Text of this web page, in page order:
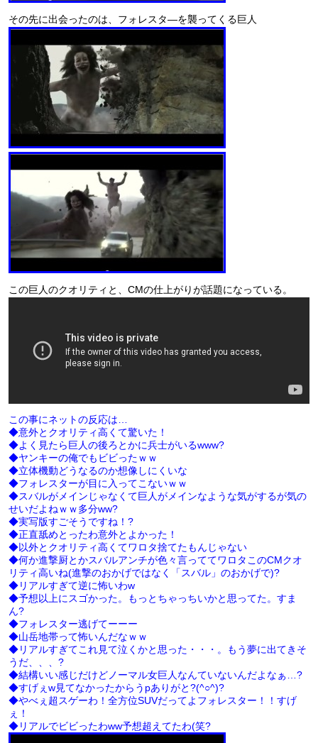
その先に出会ったのは、フォレスタ―を襲ってくる巨人
この巨人のクオリティと、CMの仕上がりが話題になっている。
この事にネットの反応は…
◆意外とクオリティ高くて驚いた！
◆よく見たら巨人の後ろとかに兵士がいるwww?
◆ヤンキーの俺でもビビったｗｗ
◆立体機動どうなるのか想像しにくいな
◆フォレスターが目に入ってこないｗｗ
◆スバルがメインじゃなくて巨人がメインなような気がするが気の
せいだよねｗｗ多分ww?
◆実写版すごそうですね！?
◆正直舐めとったわ意外とよかった！
◆以外とクオリティ高くてワロタ捨てたもんじゃない
◆何か進撃厨とかスバルアンチが色々言っててワロタこのCMクオ
リティ高いね(進撃のおかげではなく「スバル」のおかげで)?
◆リアルすぎて逆に怖いわw
◆予想以上にスゴかった。もっとちゃっちいかと思ってた。すま
ん?
◆フォレスター逃げてーーー
◆山岳地帯って怖いんだなｗｗ
◆リアルすぎてこれ見て泣くかと思った・・・。もう夢に出てきそ
うだ、、、?
◆結構いい感じだけどノーマル女巨人なんていないんだよなぁ…?
◆すげぇw見てなかったからうpありがと?(^○^)?
◆やべぇ超スゲーわ！全方位SUVだってよフォレスター！！すげ
ぇ！
◆リアルでビビったわww予想超えてたわ(笑?